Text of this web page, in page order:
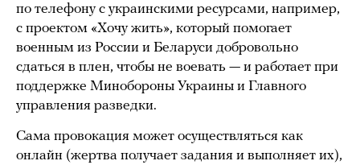
по телефону с украинскими ресурсами, например,
с проектом «Хочу жить», который помогает
военным из России и Беларуси добровольно
сдаться в плен, чтобы не воевать — и работает при
поддержке Минобороны Украины и Главного
управления разведки.
Сама провокация может осуществляться как
онлайн (жертва получает задания и выполняет их),